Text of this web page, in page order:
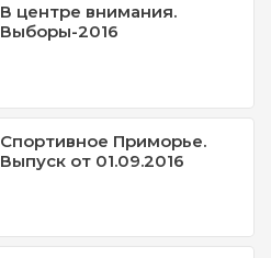
В центре внимания.
Выборы-2016
Спортивное Приморье.
Выпуск от 01.09.2016